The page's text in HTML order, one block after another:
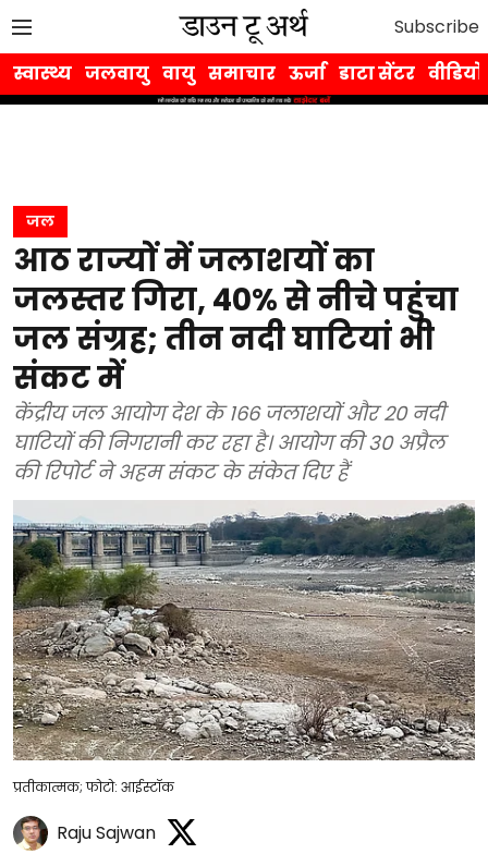
Subscribe
स्वास्थ्य जलवायु वायु समाचार ऊर्जा डाटा सेंटर वीडियो
जल
आठ राज्यों में जलाशयों का
जलस्तर गिरा, 40% से नीचे पहुंचा
जल संग्रह; तीन नदी घाटियां भी
संकट में
केंद्रीय जल आयोग देश के 166 जलाशयों और 20 नदी
घाटियों की निगरानी कर रहा है। आयोग की 30 अप्रैल
की रिपोर्ट ने अहम संकट के संकेत दिए हैं
प्रतीकात्मक; फोटो: आईस्टॉक
Raju Sajwan